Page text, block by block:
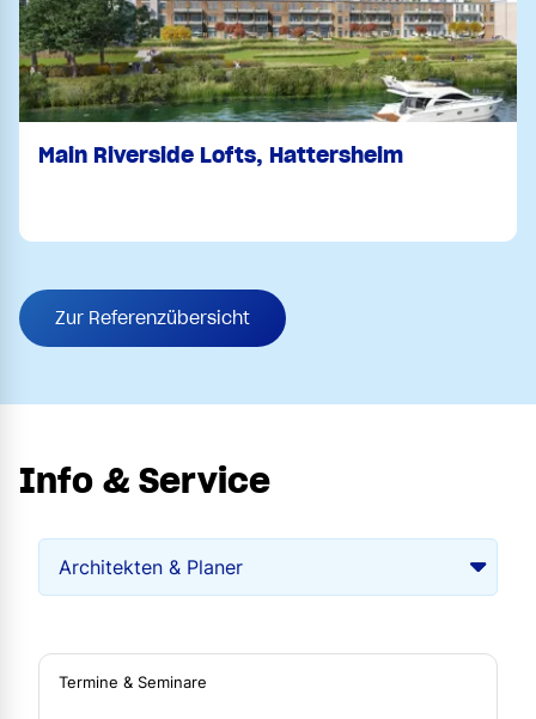
Main Riverside Lofts, Hattersheim
Zur Referenzübersicht
Info & Service
Termine & Seminare